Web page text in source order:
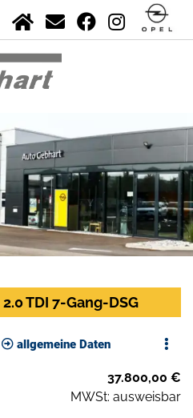
TDI 7-Gang-DSG
allgemeine Daten
37.800,00 €
MWSt: ausweisbar